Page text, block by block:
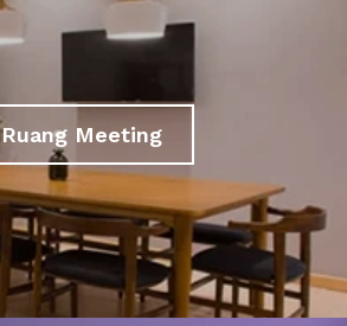
Ruang Meeting